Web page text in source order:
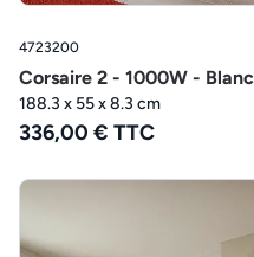
4723200
Corsaire 2 - 1000W - Blanc
188.3 x 55 x 8.3 cm
336,00 € TTC